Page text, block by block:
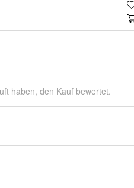
haben, den Kauf bewertet.